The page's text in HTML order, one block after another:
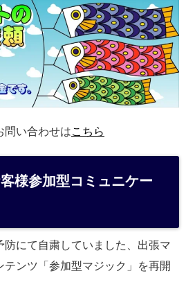
い合わせはこちら
様参加型コミュニケー
防にて自粛していました、出張マ
テンツ「参加型マジック」を再開